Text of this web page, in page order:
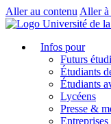
Aller au contenu Aller à
Infos pour
Futurs
Étudiants
Étudiants
Lycéens
Presse &
Entreprises